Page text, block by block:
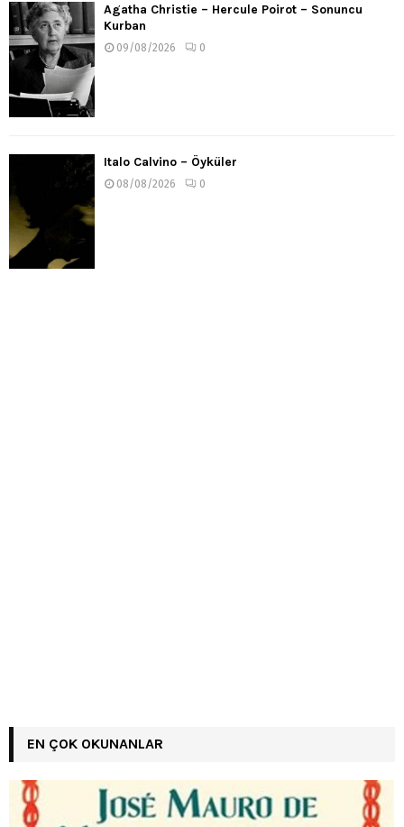
Agatha Christie – Hercule Poirot – Sonuncu
Kurban
09/08/2026 0
Italo Calvino – Öyküler
08/08/2026 0
EN ÇOK OKUNANLAR